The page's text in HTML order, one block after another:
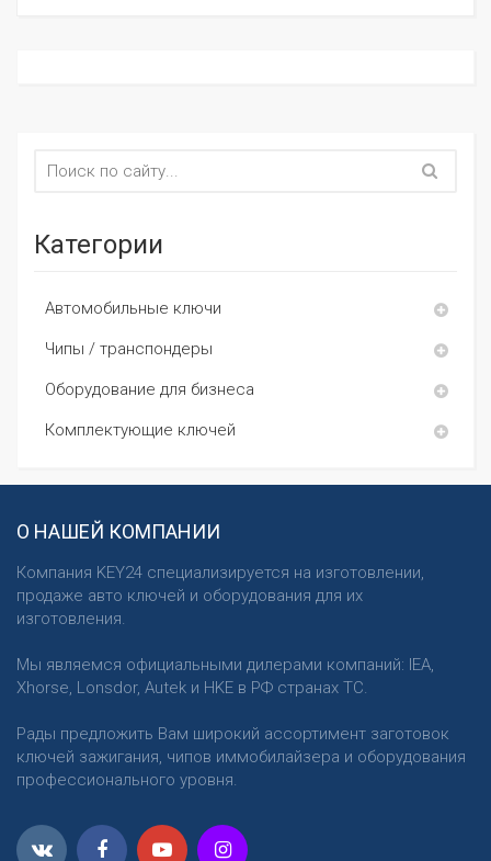
Категории
Автомобильные ключи
Чипы / транспондеры
Оборудование для бизнеса
Комплектующие ключей
О НАШЕЙ КОМПАНИИ
Компания KEY24 специализируется на изготовлении,
продаже авто ключей и оборудования для их
изготовления.
Мы являемся официальными дилерами компаний: IEA,
Xhorse, Lonsdor, Autek и HKE в РФ странах ТС.
Рады предложить Вам широкий ассортимент заготовок
ключей зажигания, чипов иммобилайзера и оборудования
профессионального уровня.